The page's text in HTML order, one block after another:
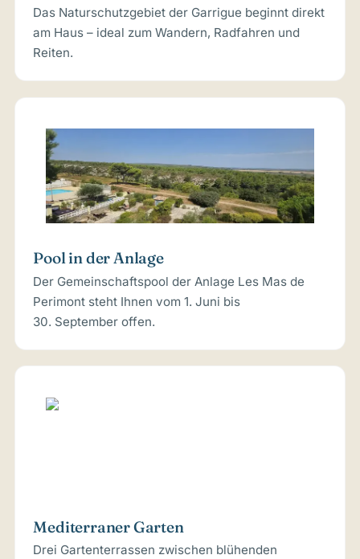
Das Naturschutzgebiet der Garrigue beginnt direkt
am Haus – ideal zum Wandern, Radfahren und
Reiten.
Pool in der Anlage
Der Gemeinschaftspool der Anlage Les Mas de
Perimont steht Ihnen vom 1. Juni bis
30. September offen.
Mediterraner Garten
Drei Gartenterrassen zwischen blühenden